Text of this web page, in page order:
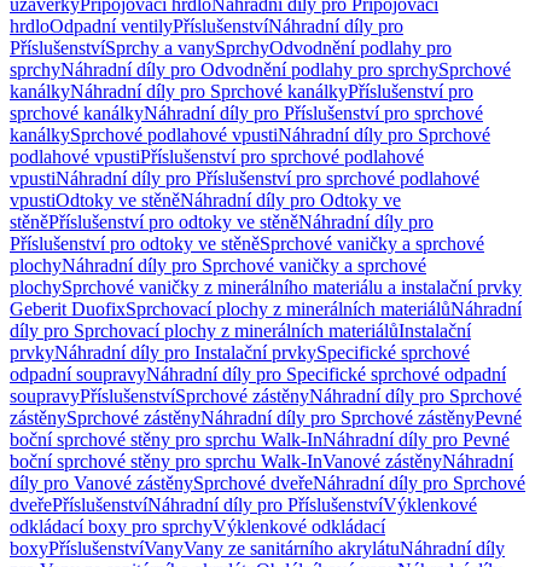
uzávěrkyPřipojovací hrdloNáhradní díly pro Připojovací
hrdloOdpadní ventilyPříslušenstvíNáhradní díly pro
PříslušenstvíSprchy a vanySprchyOdvodnění podlahy pro
sprchyNáhradní díly pro Odvodnění podlahy pro sprchySprchové
kanálkyNáhradní díly pro Sprchové kanálkyPříslušenství pro
sprchové kanálkyNáhradní díly pro Příslušenství pro sprchové
kanálkySprchové podlahové vpustiNáhradní díly pro Sprchové
podlahové vpustiPříslušenství pro sprchové podlahové
vpustiNáhradní díly pro Příslušenství pro sprchové podlahové
vpustiOdtoky ve stěněNáhradní díly pro Odtoky ve
stěněPříslušenství pro odtoky ve stěněNáhradní díly pro
Příslušenství pro odtoky ve stěněSprchové vaničky a sprchové
plochyNáhradní díly pro Sprchové vaničky a sprchové
plochySprchové vaničky z minerálního materiálu a instalační prvky
Geberit DuofixSprchovací plochy z minerálních materiálůNáhradní
díly pro Sprchovací plochy z minerálních materiálůInstalační
prvkyNáhradní díly pro Instalační prvkySpecifické sprchové
odpadní soupravyNáhradní díly pro Specifické sprchové odpadní
soupravyPříslušenstvíSprchové zástěnyNáhradní díly pro Sprchové
zástěnySprchové zástěnyNáhradní díly pro Sprchové zástěnyPevné
boční sprchové stěny pro sprchu Walk-InNáhradní díly pro Pevné
boční sprchové stěny pro sprchu Walk-InVanové zástěnyNáhradní
díly pro Vanové zástěnySprchové dveřeNáhradní díly pro Sprchové
dveřePříslušenstvíNáhradní díly pro PříslušenstvíVýklenkové
odkládací boxy pro sprchyVýklenkové odkládací
boxyPříslušenstvíVanyVany ze sanitárního akrylátuNáhradní díly